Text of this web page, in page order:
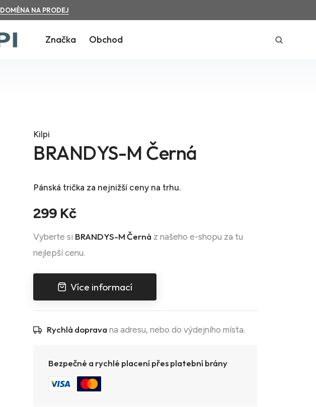
DOMÉNA NA PRODEJ
Značka Obchod
Kilpi
BRANDYS-M Černá
Pánská trička za nejnižší ceny na trhu.
299 Kč
Vyberte si BRANDYS-M Černá z našeho e-shopu za tu
nejlepší cenu.
Více informací
Rychlá doprava na adresu, nebo do výdejního místa.
Bezpečné a rychlé placení přes platební brány